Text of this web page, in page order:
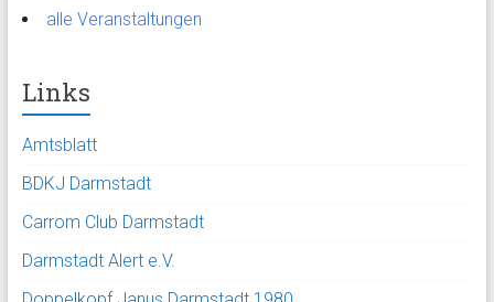
alle Veranstaltungen
Links
Amtsblatt
BDKJ Darmstadt
Carrom Club Darmstadt
Darmstadt Alert e.V.